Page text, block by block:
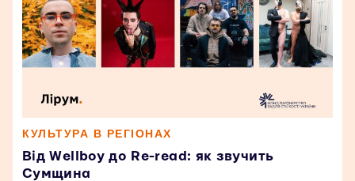
КУЛЬТУРА В РЕГІОНАХ
Від Wellboy до Re-read: як звучить
Сумщина